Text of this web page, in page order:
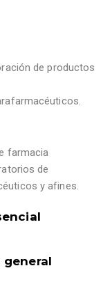
de productos
farmacia
de
y afines.
general